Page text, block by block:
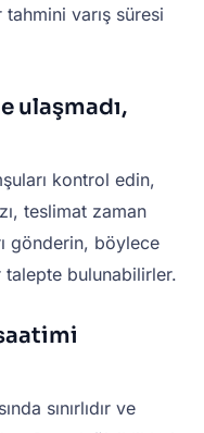
varış süresi
ulaşmadı,
kontrol edin,
teslimat zaman
gönderin, böylece
talepte bulunabilirler.
sınırlıdır ve